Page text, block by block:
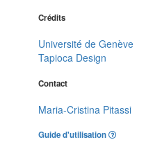
Crédits
Université de Genève
Tapioca Design
Contact
Maria-Cristina Pitassi
Guide d'utilisation